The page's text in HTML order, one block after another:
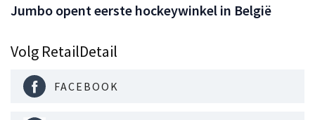
Jumbo opent eerste hockeywinkel in België
Volg RetailDetail
FACEBOOK